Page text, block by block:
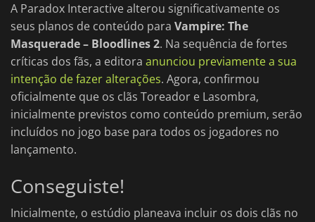
A Paradox Interactive alterou significativamente os
seus planos de conteúdo para Vampire: The
Masquerade – Bloodlines 2. Na sequência de fortes
críticas dos fãs, a editora anunciou previamente a sua
intenção de fazer alterações. Agora, confirmou
oficialmente que os clãs Toreador e Lasombra,
inicialmente previstos como conteúdo premium, serão
incluídos no jogo base para todos os jogadores no
lançamento.
Conseguiste!
Inicialmente, o estúdio planeava incluir os dois clãs no